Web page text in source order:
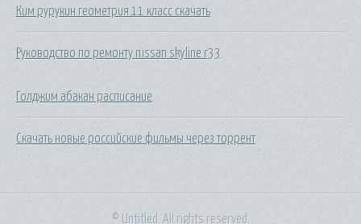
Ким рурукин геометрия 11 класс скачать
Руководство по ремонту nissan skyline r33
Голджим абакан расписание
Скачать новые российские фильмы через торрент
© Untitled. All rights reserved.